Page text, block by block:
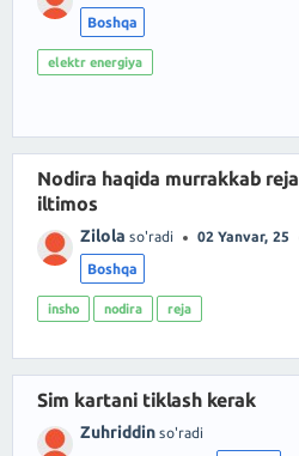
Boshqa
elektr energiya
Nodira haqida murrakkab reja
iltimos
Zilola so'radi 02 Yanvar, 25
Boshqa
insho nodira reja
Sim kartani tiklash kerak
Zuhriddin so'radi